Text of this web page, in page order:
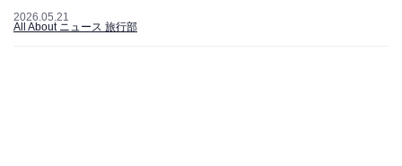
2026.05.21
All About ニュース 旅行部